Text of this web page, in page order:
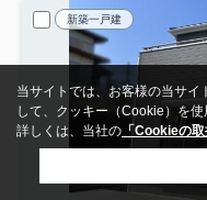
新築一戸建
当サイトでは、お客様の当サイ
して、クッキー（Cookie）を使
詳しくは、当社の 「Cookieの